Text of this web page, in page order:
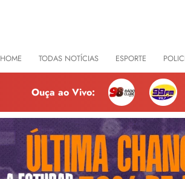
HOME TODAS NOTÍCIAS ESPORTE
Ouça ao Vivo: